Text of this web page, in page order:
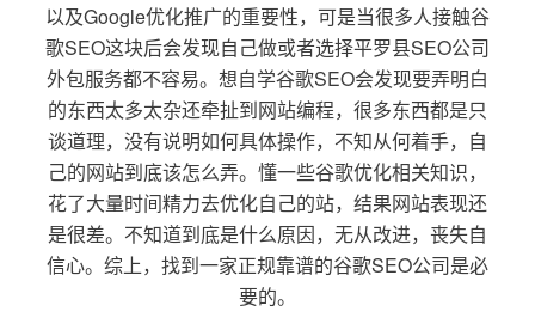
以及Google优化推广的重要性，可是当很多人接触谷
歌SEO这块后会发现自己做或者选择平罗县SEO公司
外包服务都不容易。想自学谷歌SEO会发现要弄明白
的东西太多太杂还牵扯到网站编程，很多东西都是只
谈道理，没有说明如何具体操作，不知从何着手，自
己的网站到底该怎么弄。懂一些谷歌优化相关知识，
花了大量时间精力去优化自己的站，结果网站表现还
是很差。不知道到底是什么原因，无从改进，丧失自
信心。综上，找到一家正规靠谱的谷歌SEO公司是必
要的。